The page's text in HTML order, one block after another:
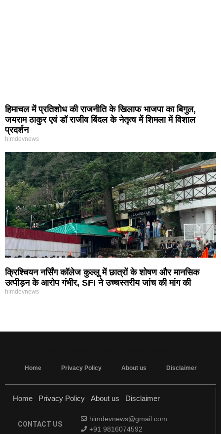
हिमाचल में प्रतिशोध की राजनीति के खिलाफ भाजपा का बिगुल,
जयराम ठाकुर एवं डॉ राजीव बिंदल के नेतृत्व में शिमला में विशाल
प्रदर्शन
himdevnews
क्रिश्चियन नर्सिंग कॉलेज कुल्लू में छात्रों के शोषण और मानसिक
उत्पीड़न के आरोप गंभीर, SFI ने उच्चस्तरीय जांच की मांग की
himdevnews
Home Privacy Policy About us Disclaimer
Home Privacy Policy About us Disclaimer
CONTACT US
himdevnews@gmail.com
+91 9816074592